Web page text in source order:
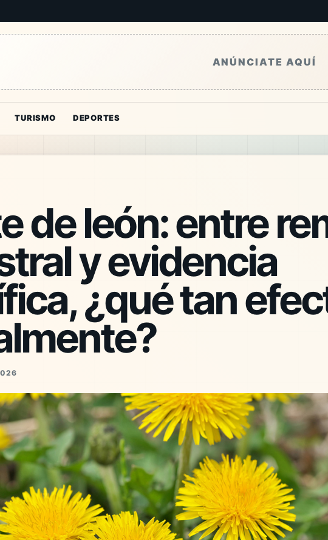
ANÚNCIATE AQUÍ
TURISMO DEPORTES
de león: entre
y evidencia
¿qué tan